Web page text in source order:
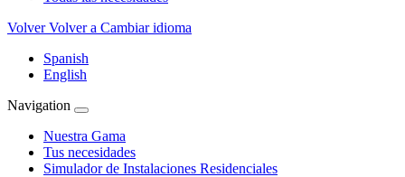
Volver Volver a Cambiar idioma
Spanish
English
Navigation
Nuestra Gama
Tus necesidades
Simulador de Instalaciones Residenciales